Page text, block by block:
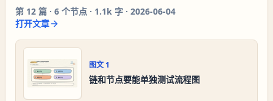
第 12 篇 · 6 个节点 · 1.1k 字 · 2026-06-04
打开文章
图文 1
链和节点要能单独测试流程图